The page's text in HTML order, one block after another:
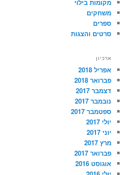
מקומות בילוי
משחקים
ספרים
סרטים והצגות
ארכיון
אפריל 2018
פברואר 2018
דצמבר 2017
נובמבר 2017
ספטמבר 2017
יולי 2017
יוני 2017
מרץ 2017
פברואר 2017
אוגוסט 2016